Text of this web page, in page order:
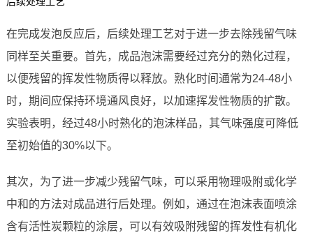
在完成发泡反应后，后续处理工艺对于进一步去除残留气味
同样至关重要。首先，成品泡沫需要经过充分的熟化过程，
以便残留的挥发性物质得以释放。熟化时间通常为24-48小
时，期间应保持环境通风良好，以加速挥发性物质的扩散。
实验表明，经过48小时熟化的泡沫样品，其气味强度可降低
至初始值的30%以下。
其次，为了进一步减少残留气味，可以采用物理吸附或化学
中和的方法对成品进行后处理。例如，通过在泡沫表面喷涂
含有活性炭颗粒的涂层，可以有效吸附残留的挥发性有机化